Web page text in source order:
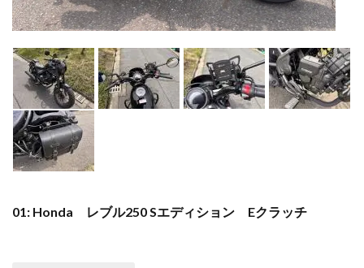
01: Honda レブル250 Sエディション Eクラッチ